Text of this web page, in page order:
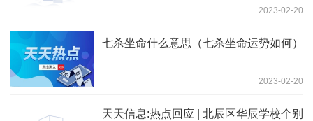
2023-02-20
七杀坐命什么意思（七杀坐命运势如何）
2023-02-20
天天信息:热点回应 | 北辰区华辰学校个别